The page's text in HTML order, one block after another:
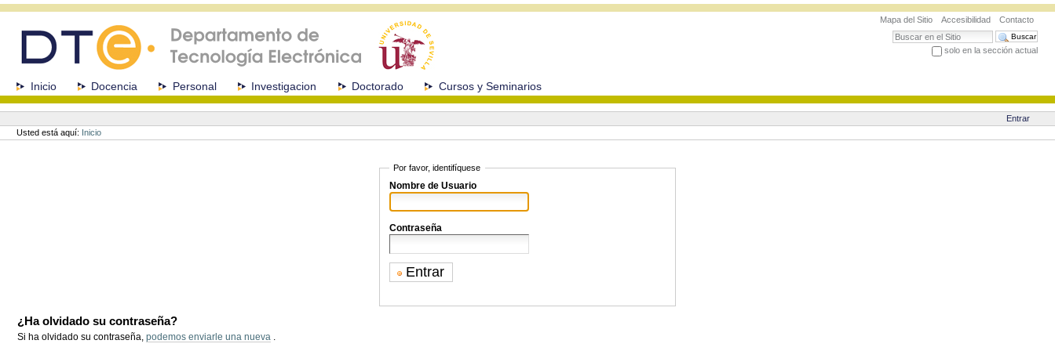
navegación
Mapa del Sitio Accesibilidad
Contacto
Buscar
solo en la sección actual
SeccionesInicio Docencia Personal Investigacion Doctorado Cursos y Seminarios
Herramientas
Personales
Entrar
Usted está aquí: Inicio
Por favor, identifíquese
Nombre de Usuario
Contraseña
¿Ha olvidado su contraseña?
Si ha olvidado su contraseña,podemos enviarle una nueva